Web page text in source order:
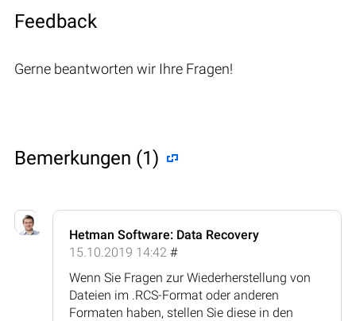
Feedback
Gerne beantworten wir Ihre Fragen!
Bemerkungen (1)
Hetman Software: Data Recovery
15.10.2019 14:42 #
Wenn Sie Fragen zur Wiederherstellung von
Dateien im .RCS-Format oder anderen
Formaten haben, stellen Sie diese in den